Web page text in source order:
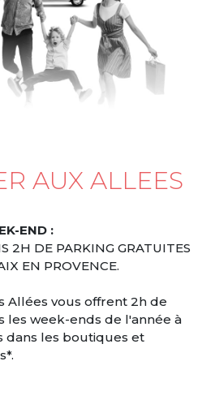
AUX ALLEES
END :
2H DE PARKING GRATUITES
EN PROVENCE.
Allées vous offrent 2h de
les week-ends de l'année à
dans les boutiques et